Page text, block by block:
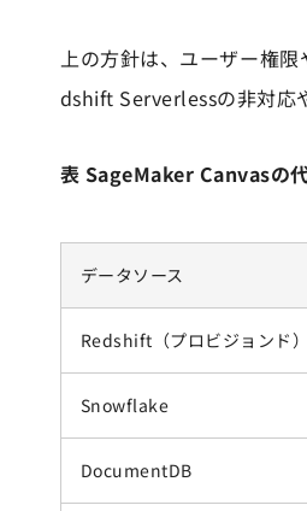
上の方針は、ユーザー権
dshift Serverlessの非対応
表 SageMaker Canvasの
データソース
Redshift（プロビジョンド）
Snowflake
DocumentDB